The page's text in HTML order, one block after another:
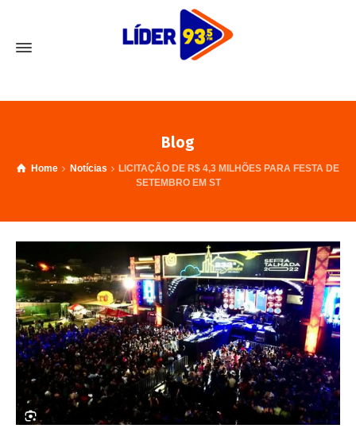
Blog
Home Notícias
LICITAÇÃO DE R$ 4,3 MILHÕES PARA FESTA DE
SETEMBRO EM ST